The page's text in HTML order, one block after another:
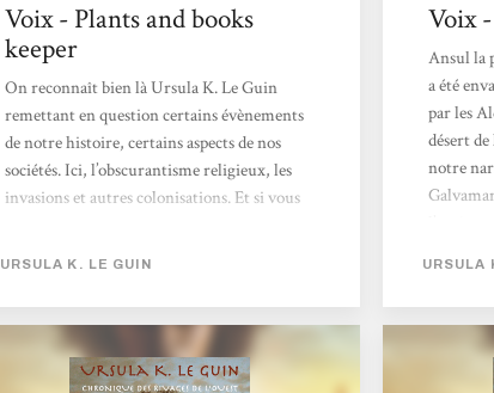
Voix - Plants and books
keeper
On reconnaît bien là Ursula K. Le Guin
remettant en question certains évènements
de notre histoire, certains aspects de nos
sociétés. Ici, l’obscurantisme religieux, les
invasions et autres colonisations. Et si vous
vérité absolue. Némar rencontrera des Alds
qui lui sembleront plus humains que l’idée
qu’elle s’en faisait.Lorsque nous rencontrons
URSULA K. LE GUIN
Voix
Ansul la
a été
par les
désert
notre
premier
fasse
URSULA